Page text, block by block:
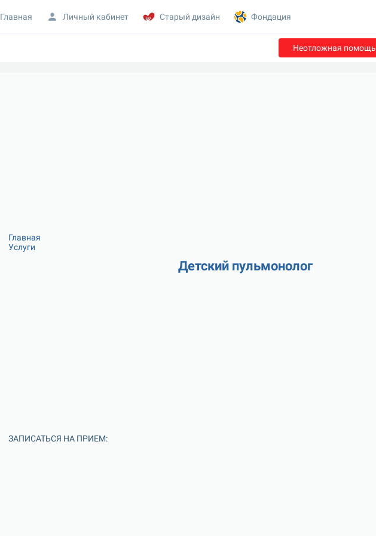
Неотложная помощь
Главная
Услуги
Детский пульмонолог
ЗАПИСАТЬСЯ НА ПРИЕМ:
Главная Личный кабинет Старый дизайн Фондация